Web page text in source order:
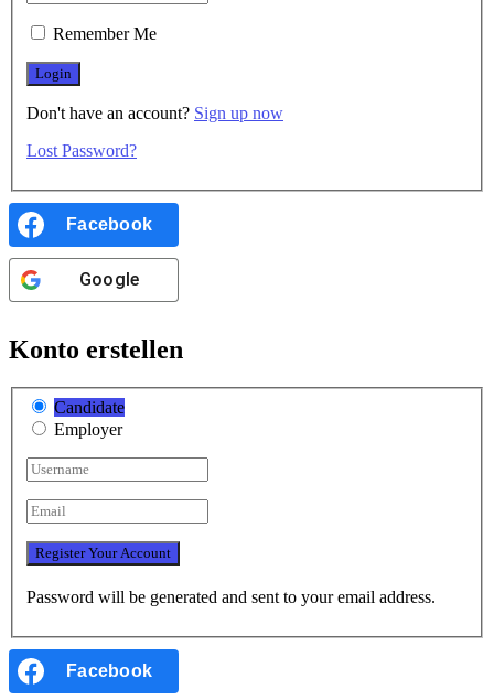
Remember Me
Don't have an account? Sign up now
Lost Password?
Facebook
Google
Konto erstellen
Candidate
Employer
Password will be generated and sent to your email address.
Facebook